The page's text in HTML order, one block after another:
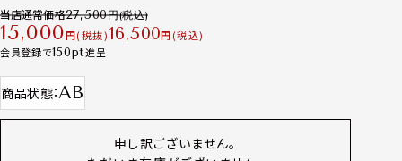
当店通常価格27,500
15,000 税抜 16,500
税込
会員登録で150 進呈
商品状態 AB
申し訳ございません。